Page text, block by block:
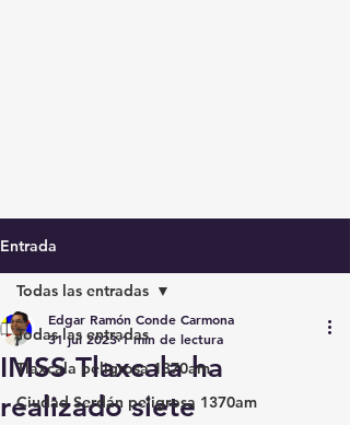
Entrada
Todas las entradas
Tlaxcala peligrosa 1370am
Ciudad Serdán peligrosa 1370am
Todas las entradas
IMSS Tlaxcala ha
realizado siete
Edgar Ramón Conde Carmona
31 jul 2023 1 min de lectura